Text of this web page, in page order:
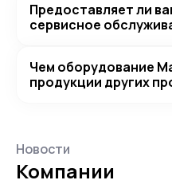
Предоставляет ли
сервисное
Чем оборудование
продукции других
Новости
Компании